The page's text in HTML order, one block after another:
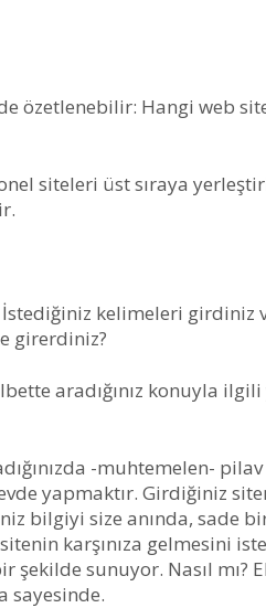
özetlenebilir: Hangi web
siteleri üst sıraya
İstediğiniz kelimeleri girdiniz
girerdiniz?
aradığınız konuyla
-muhtemelen-
yapmaktır. Girdiğiniz
bilgiyi size anında, sade
karşınıza gelmesini
şekilde sunuyor. Nasıl mı?
sayesinde.